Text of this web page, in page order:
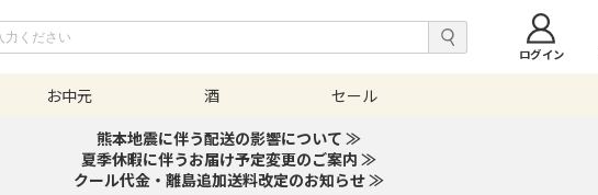
ログイン
お中元 酒
セール
熊本地震に伴う配送の影響について ≫
夏季休暇に伴うお届け予定変更のご案内 ≫
クール代金・離島追加送料改定のお知らせ ≫